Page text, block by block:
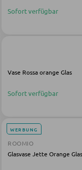
Vitrinen
TV-
LED-
LED-
LED-
Sofort verfügbar
Vase Rossa orange Glas
Sofort verfügbar
WERBUNG
ROOMIO
Glasvase Jette Orange Glas